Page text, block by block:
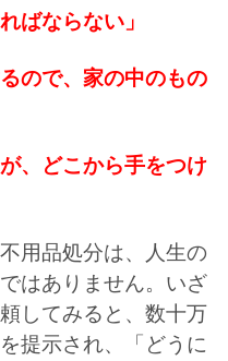
ばならない」
ので、家の中のもの
、どこから手をつけ
用品処分は、人生の
はありません。いざ
してみると、数十万
提示され、「どうに